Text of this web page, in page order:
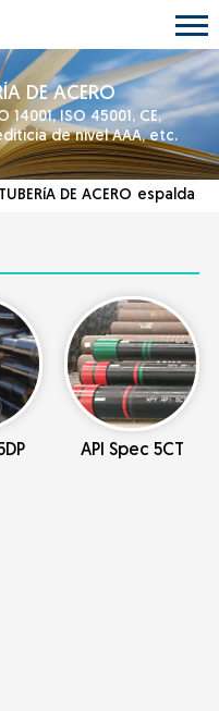
DE ACERO
ISO 45001, CE,
de nivel AAA, etc.
espalda
DE ACERO
API Spec 5CT